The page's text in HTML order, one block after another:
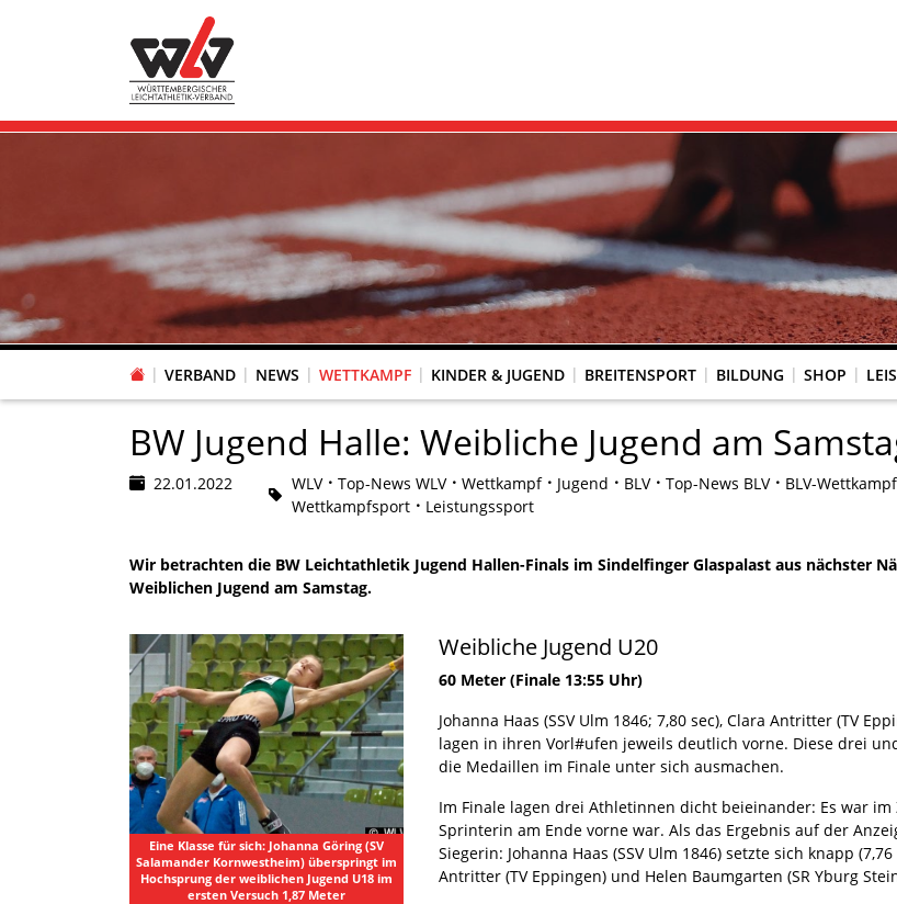
VERBAND NEWS WETTKAMPF KINDER & JUGEND BREITENSPORT BILDUNG SHOP
BW Jugend Halle: Weibliche Jugend am
22.01.2022 WLV Top-News WLV Wettkampf Jugend BLV Top-News BLV BLV-Wettkampf
Wettkampfsport
Leistungssport
Wir betrachten die BW Leichtathletik Jugend Hallen-Finals im Sindelfinger Glaspalast aus nächster
Weiblichen Jugend am Samstag.
Souveräner Titelgewinn über 800 Meter der
weiblichen Jugend U20 in 2:15,45 Minuten:
Helena Schenk (TSG Bruchsal)
Weibliche Jugend U20
60 Meter (Finale 13:55 Uhr)
Johanna Haas (SSV Ulm 1846; 7,80 sec), Clara Antritter (TV
lagen in ihren Vorl#ufen jeweils deutlich vorne. Diese drei
die Medaillen im Finale unter sich ausmachen.
Im Finale lagen drei Athletinnen dicht beieinander: Es war
Sprinterin am Ende vorne war. Als das Ergebnis auf der
Siegerin: Johanna Haas (SSV Ulm 1846) setzte sich knapp
Antritter (TV Eppingen) und Helen Baumgarten (SR Yburg